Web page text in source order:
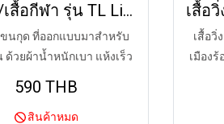
เสื้อวิ่ง/เสื้อกีฬา รุ่น TL Lite (MID-DAY RED)
ขนกุด ที่ออกแบบมาสำหรับ
ด้วยผ้าน้ำหนักเบา แห้งเร็ว
590 THB
สินค้าหมด
เสื้อวิ่
เมือง